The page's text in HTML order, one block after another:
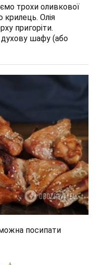
трохи оливкової
крилець. Олія
пригоріти.
духову шафу (або
посипати